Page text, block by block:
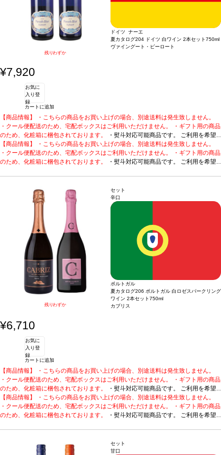
ルゼンチン、メンドーサ / 赤 / 辛口
残りわずか
ドイツ ナーエ
夏カタログ204 ドイツ 白ワイン 2本セット750ml
ヴァイングート・ピーロート
¥7,920
お気に
入り登
録
カートに追加
【商品情報】 ・こちらの商品をお買い上げの場合、別途送料は発生致しません。
・クール便配送のため、宅配ボックスはご利用いただけません。 ・ギフト用の商品
のため、化粧箱に梱包されております。
・熨斗対応可能商品です。 ご利用を希望
される場合、ご注文時コメント欄に熨斗をご希望の旨と「結び・上部表書き内容・
下部のお名入れ内容」の3つをご入力ください。無地熨斗の場合は、結びをご指定
のうえ「無地熨斗」とご記載ください。 ※熨斗をご希望の場合、作成作業のため最
ください。 ・下記ワインが2本含まれています。
の定番人気。・ピーロート・ブルー カビネット (2024)
【商品情報】 ・こちらの商品をお買い上げの場合、別途送料は発生致しません。
・クール便配送のため、宅配ボックスはご利用いただけません。 ・ギフト用の商品
のため、化粧箱に梱包されております。
・熨斗対応可能商品です。 ご利用を希望
のうえ「無地熨斗」とご記載ください。 ※熨斗をご希望の場合、作成作業のため最
短日出荷はお承り致しかねます。 必ず最短日から+1日後より配送指定日をご選択
ください。 もし最短日を選択された場合は、指定日翌日の配送となります。ご了承
ください。 ・下記ワインが2本含まれています。
の定番人気。
・ピーロート・ブルー カビネット (2024) ドイツ / 白 / フルーティー
残りわずか
セット
辛口
ポルトガル
夏カタログ206 ポルトガル 白ロゼスパークリング
ワイン 2本セット750ml
カブリス
¥6,710
お気に
入り登
録
カートに追加
【商品情報】 ・こちらの商品をお買い上げの場合、別途送料は発生致しません。
・クール便配送のため、宅配ボックスはご利用いただけません。 ・ギフト用の商品
のため、化粧箱に梱包されております。
・熨斗対応可能商品です。 ご利用を希望
される場合、ご注文時コメント欄に熨斗をご希望の旨と「結び・上部表書き内容・
下部のお名入れ内容」の3つをご入力ください。無地熨斗の場合は、結びをご指定
のうえ「無地熨斗」とご記載ください。 ※熨斗をご希望の場合、作成作業のため最
ください。 ・下記ワインが1本ずつ含まれています。
パークリング。1. カブリス スパークリング (2018)
【商品情報】 ・こちらの商品をお買い上げの場合、別途送料は発生致しません。
・クール便配送のため、宅配ボックスはご利用いただけません。 ・ギフト用の商品
のため、化粧箱に梱包されております。
・熨斗対応可能商品です。 ご利用を希望
のうえ「無地熨斗」とご記載ください。 ※熨斗をご希望の場合、作成作業のため最
短日出荷はお承り致しかねます。 必ず最短日から+1日後より配送指定日をご選択
セット
甘口